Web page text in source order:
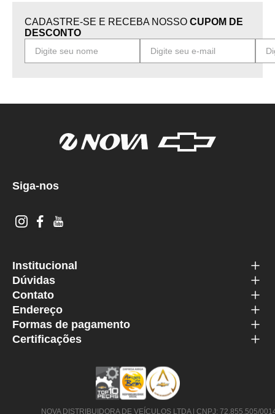
CADASTRE-SE E RECEBA NOSSO CUPOM DE
DESCONTO
Siga-nos
Institucional
Dúvidas
Contato
Endereço
Formas de pagamento
Certificações
NOVA DISTRIBUIDORA DE VEÍCULOS LTDA | CNPJ: 72.855.505/